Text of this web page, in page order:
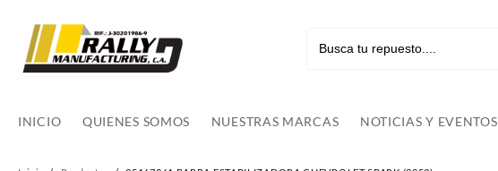
contenido
INICIO QUIENES SOMOS NUESTRAS MARCAS NOTICIAS Y EVENTOS